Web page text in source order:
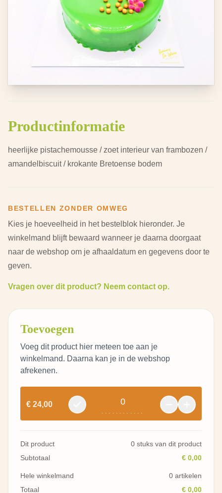
Productinformatie
heerlijke pistachemousse / zoet interieur van frambozen /
amandelbiscuit / krokante Bretoense bodem
BESTELLEN ZONDER OMWEG
Kies je hoeveelheid in het bestelblok hieronder. Je
winkelmand blijft bewaard wanneer je daarna doorgaat
naar de webshop om je afhaaldatum en gegevens door te
geven.
Vragen over dit product? Neem contact op.
Toevoegen
Voeg dit product hier meteen toe aan je
winkelmand. Daarna kan je in de webshop
afrekenen.
€ 24,00 0
............
Dit product
0 stuks van dit product
Subtotaal
€ 0,00
Hele winkelmand
0 artikelen
Totaal
€ 0,00